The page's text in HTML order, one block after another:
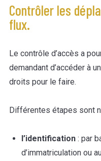
Contrôler les
flux.
Le contrôle d’accès a
demandant d’accéder à
droits pour le faire.
Différentes étapes sont
l’identification: par
d’immatriculation ou